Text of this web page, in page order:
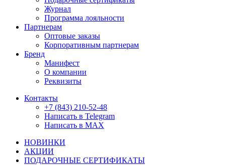
Журнал
Программа лояльности
Партнерам
Оптовые заказы
Корпоративным партнерам
Бренд
Манифест
О компании
Реквизиты
Контакты
+7 (843) 210-52-48
Написать в Telegram
Написать в MAX
НОВИНКИ
АКЦИИ
ПОДАРОЧНЫЕ СЕРТИФИКАТЫ